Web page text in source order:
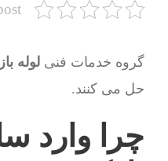
گروه خدمات فنی لوله
حل می کنند.
چرا وارد